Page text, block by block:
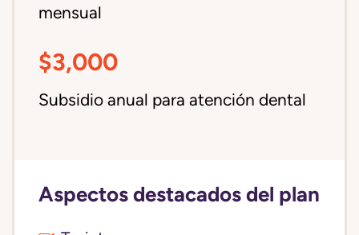
mensual
$3,000
Subsidio anual para atención dental
Aspectos destacados del plan